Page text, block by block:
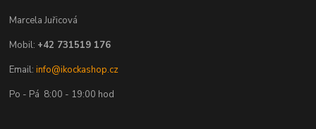
Marcela Juřicová
Mobil: +42 731519 176
Email:info@ikockashop.cz
Po - Pá 8:00 - 19:00 hod